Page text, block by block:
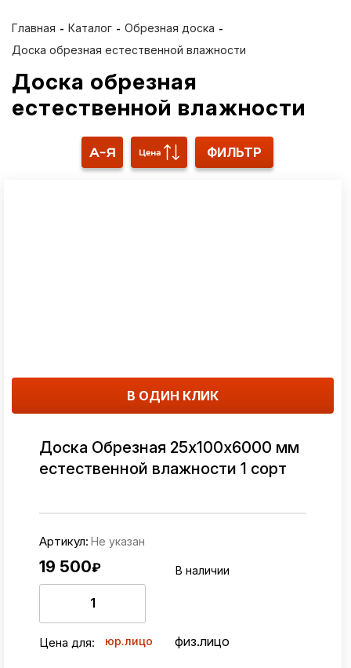
Главная Каталог
Обрезная доска
Доска обрезная естественной влажности
Доска обрезная
естественной влажности
ФИЛЬТР
В ОДИН КЛИК
Доска Обрезная 25х100х6000 мм
естественной влажности 1 сорт
Артикул: Не указан
19 500₽ В наличии
Цена для: юр.лицо физ.лицо